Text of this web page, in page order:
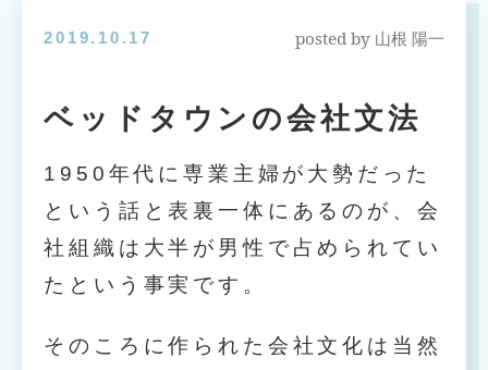
2019.10.17 posted by 山根 陽一
ベッドタウンの会社文法
1950年代に専業主婦が大勢だった
という話と表裏一体にあるのが、会
社組織は大半が男性で占められてい
たという事実です。
そのころに作られた会社文化は当然